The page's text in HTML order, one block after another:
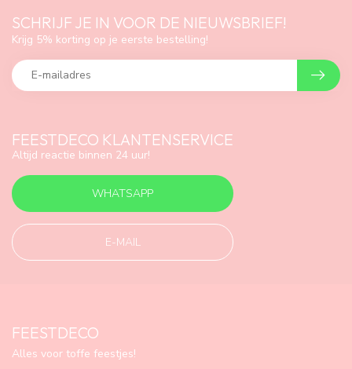
FEESTDECO KLANTENSERVICE
Altijd reactie binnen 24 uur!
WHATSAPP
E-MAIL
SCHRIJF JE IN VOOR DE NIEUWSBRIEF!
Krijg 5% korting op je eerste bestelling!
FEESTDECO
Alles voor toffe feestjes!